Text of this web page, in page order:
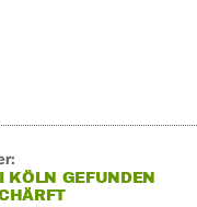
KÖLN GEFUNDEN